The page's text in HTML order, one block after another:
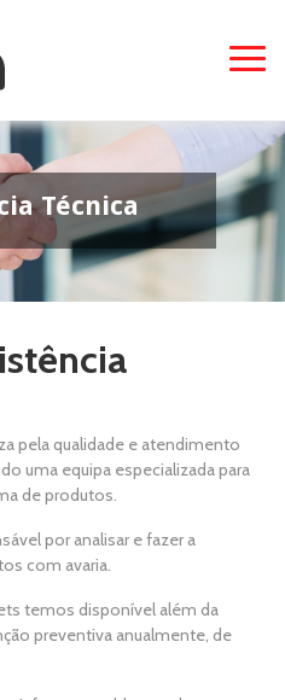
Técnica
pela qualidade e atendimento
uma equipa especializada para
de produtos.
por analisar e fazer a
com avaria.
temos disponível além da
preventiva anualmente, de